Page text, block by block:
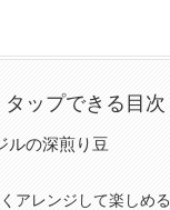
タップできる目次
ルの深煎り豆
アレンジして楽しめる